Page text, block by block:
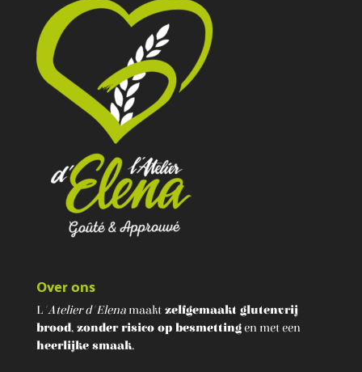
Over ons
L'Atelier d'Elenamaaktzelfgemaakt glutenvrij
brood, zonder risico op besmettingen met een
heerlijke smaak.